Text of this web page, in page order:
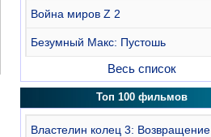
Война миров Z 2
Безумный Макс: Пустошь
Весь список
Топ 100 фильмов
Властелин колец 3: Возвращение